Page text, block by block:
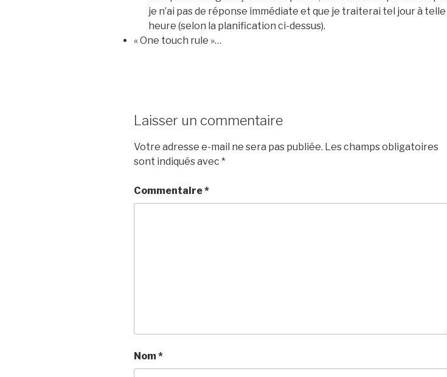
je n’ai pas de réponse immédiate et que je traiterai tel jour à telle
heure (selon la planification ci-dessus).
« One touch rule »…
Laisser un commentaire
Votre adresse e-mail ne sera pas publiée. Les champs obligatoires
sont indiqués avec *
Commentaire*
Nom*